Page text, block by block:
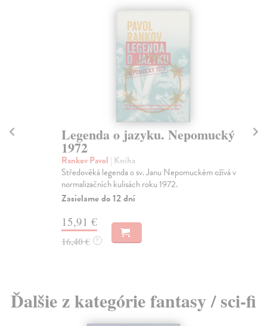
Legenda o jazyku. Nepomucký
Rankov Pavol| Kniha
Středověká legenda o sv. Janu Nepomuckém ožívá v
normalizačních kulisách roku 1972.
Zasielame do 12 dní
15,91 €
16,40 € ?
Ďalšie z kategórie fantasy / sci-fi